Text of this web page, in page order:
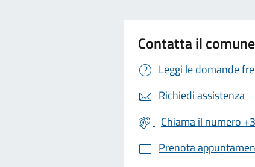
Contatta il comune
Leggi le domande
Richiedi assistenza
Chiama il numero
Prenota